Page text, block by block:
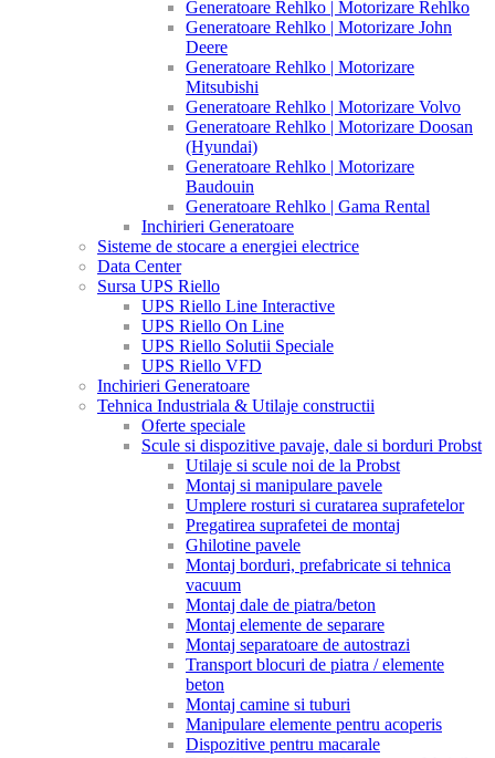
Generatoare Rehlko | Motorizare Rehlko
Generatoare Rehlko | Motorizare John
Deere
Generatoare Rehlko | Motorizare
Mitsubishi
Generatoare Rehlko | Motorizare Volvo
Generatoare Rehlko | Motorizare Doosan
(Hyundai)
Generatoare Rehlko | Motorizare
Baudouin
Generatoare Rehlko | Gama Rental
Inchirieri Generatoare
Sisteme de stocare a energiei electrice
Data Center
Sursa UPS Riello
UPS Riello Line Interactive
UPS Riello On Line
UPS Riello Solutii Speciale
UPS Riello VFD
Inchirieri Generatoare
Tehnica Industriala & Utilaje constructii
Oferte speciale
Scule si dispozitive pavaje, dale si borduri Probst
Utilaje si scule noi de la Probst
Montaj si manipulare pavele
Umplere rosturi si curatarea suprafetelor
Pregatirea suprafetei de montaj
Ghilotine pavele
Montaj borduri, prefabricate si tehnica
vacuum
Montaj dale de piatra/beton
Montaj elemente de separare
Montaj separatoare de autostrazi
Transport blocuri de piatra / elemente
beton
Montaj camine si tuburi
Manipulare elemente pentru acoperis
Dispozitive pentru macarale